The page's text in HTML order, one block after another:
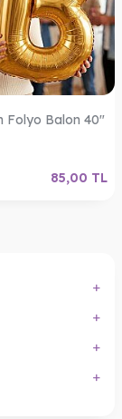
Folyo Balon 40"
85,00 TL